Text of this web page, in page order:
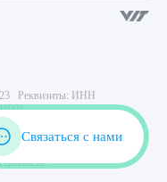
Реквизиты: ИНН
и не являются
центра. Имеются
Связаться с нами